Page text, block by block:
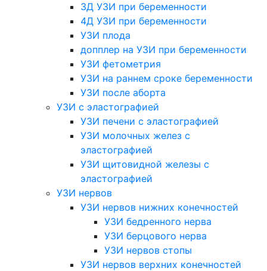
3Д УЗИ при беременности
4Д УЗИ при беременности
УЗИ плода
допплер на УЗИ при беременности
УЗИ фетометрия
УЗИ на раннем сроке беременности
УЗИ после аборта
УЗИ с эластографией
УЗИ печени с эластографией
УЗИ молочных желез с
эластографией
УЗИ щитовидной железы с
эластографией
УЗИ нервов
УЗИ нервов нижних конечностей
УЗИ бедренного нерва
УЗИ берцового нерва
УЗИ нервов стопы
УЗИ нервов верхних конечностей